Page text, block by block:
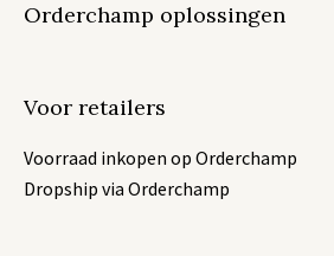
Orderchamp oplossingen
Voor retailers
Voorraad inkopen op Orderchamp
Dropship via Orderchamp